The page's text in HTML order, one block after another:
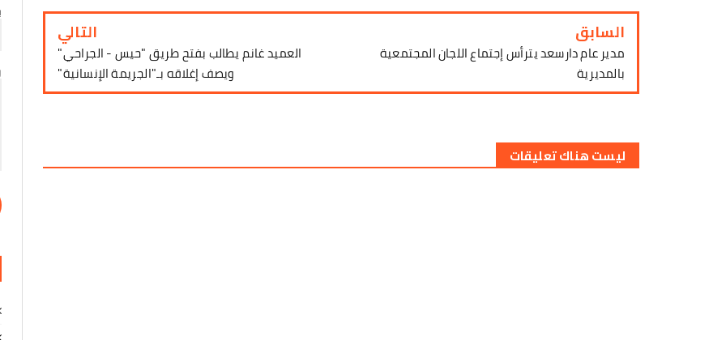
السابق
مدير عام دارسعد يترأس إجتماع اللجان المجتمعية
بالمديرية
التالي
العميد غانم يطالب بفتح طريق "حيس - الجراحي"
ويصف إغلاقه بـ"الجريمة الإنسانية"
ليست هناك تعليقات